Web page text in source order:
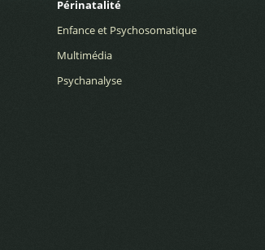
Périnatalité
Enfance et Psychosomatique
Multimédia
Psychanalyse